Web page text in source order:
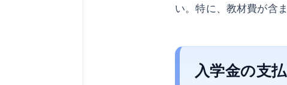
い。特に、教材費が含
入学金の支